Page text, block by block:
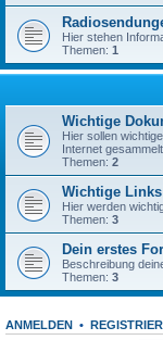
Hier stehen
Themen: 1
Wichtige
Hier sollen
Internet
Themen: 2
Wichtige Links
Hier werden
Themen: 3
Dein erstes
Beschreibung
Themen: 3
ANMELDEN •